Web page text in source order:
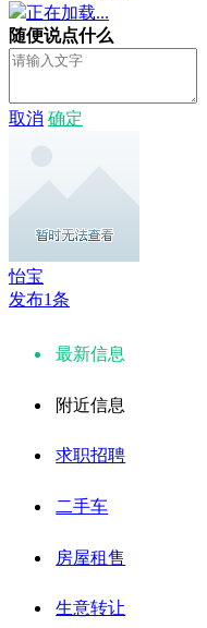
正在加载...
随便说点什么
取消 确定
怡宝
发布1条
最新信息
附近信息
求职招聘
二手车
房屋租售
生意转让